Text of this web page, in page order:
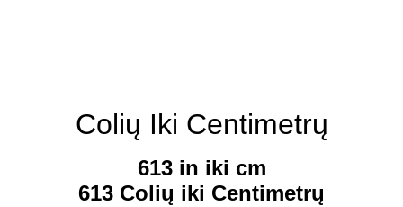
Colių Iki Centimetrų
613 in iki cm
613 Colių iki Centimetrų